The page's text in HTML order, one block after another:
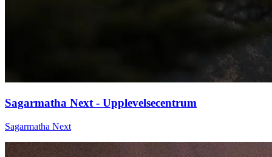
Sagarmatha Next - Upplevelsecentrum
Sagarmatha Next